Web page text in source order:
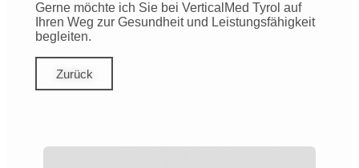
Gerne möchte ich Sie bei VerticalMed Tyrol auf
Ihren Weg zur Gesundheit und Leistungsfähigkeit
begleiten.
Zurück